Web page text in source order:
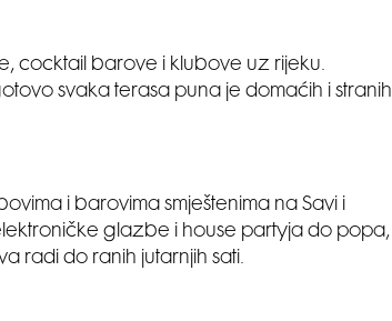
cocktail barove i klubove uz rijeku.
svaka terasa puna je domaćih i stranih
i barovima smještenima na Savi i
glazbe i house partyja do popa,
radi do ranih jutarnjih sati.